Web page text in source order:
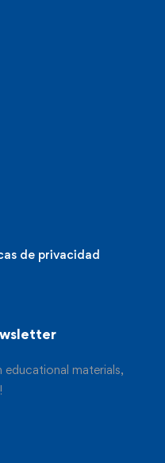
de privacidad
educational materials,